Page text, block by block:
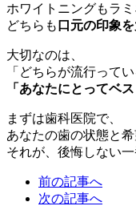
ホワイトニングもラミ
どちらも 口元の印象
大切なのは、
「どちらが流行って
「あなたにとってベ
まずは歯科医院で、
あなたの歯の状態と
それが、後悔しない一
前の記事へ
次の記事へ